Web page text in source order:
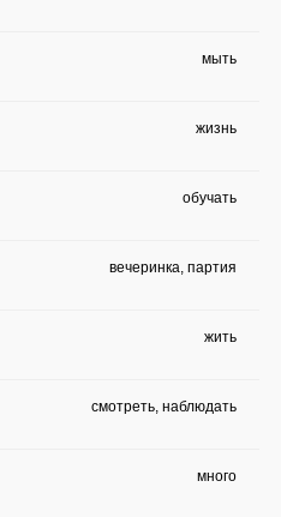
мыть
жизнь
обучать
вечеринка, партия
жить
смотреть, наблюдать
много